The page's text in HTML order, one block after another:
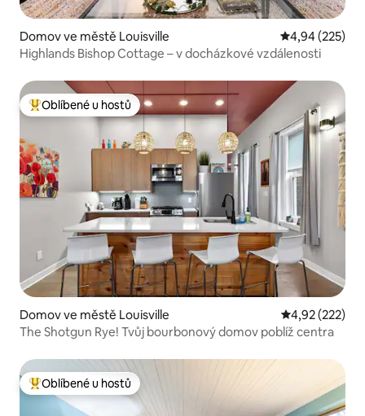
Domov ve městě Louisville Průměrné
4,94 (225)
Highlands Bishop Cottage – v docházkové vzdálenosti
Nejlepší v kategorii Oblíbené u hostů
Oblíbené u hostů
Domov ve městě Louisville Průměrné
4,92 (222)
The Shotgun Rye! Tvůj bourbonový domov poblíž centra
Nejlepší v kategorii Oblíbené u hostů
Oblíbené u hostů